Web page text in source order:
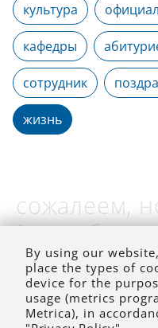
культура
кафедры
сотрудник
жизнь
сожалеем,
(на
By using our
place the types of
device for the
usage (metrics
Metrica), in